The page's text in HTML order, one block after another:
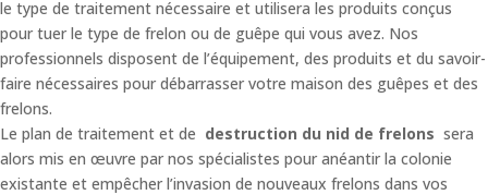
le type de traitement nécessaire et utilisera les produits conçus
pour tuer le type de frelon ou de guêpe qui vous avez. Nos
professionnels disposent de l’équipement, des produits et du savoir-
faire nécessaires pour débarrasser votre maison des guêpes et des
frelons.
Le plan de traitement et de destruction du nid de frelons sera
alors mis en œuvre par nos spécialistes pour anéantir la colonie
existante et empêcher l’invasion de nouveaux frelons dans vos